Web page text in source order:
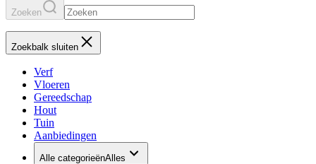
Zoeken
Zoekbalk sluiten
Verf
Vloeren
Gereedschap
Hout
Tuin
Aanbiedingen
Alle categorieënAlles